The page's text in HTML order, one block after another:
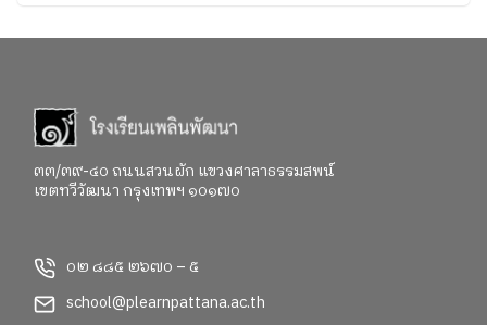
๓๓/๓๙-๔๐ ถนนสวนผัก แขวงศาลาธรรมสพน์
เขตทวีวัฒนา กรุงเทพฯ ๑๐๑๗๐
๐๒ ๘๘๕ ๒๖๗๐ – ๕
school@plearnpattana.ac.th